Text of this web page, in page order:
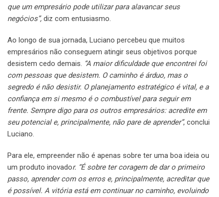
que um empresário pode utilizar para alavancar seus
negócios”, diz com entusiasmo.
Ao longo de sua jornada, Luciano percebeu que muitos
empresários não conseguem atingir seus objetivos porque
desistem cedo demais. “A maior dificuldade que encontrei foi
com pessoas que desistem. O caminho é árduo, mas o
segredo é não desistir. O planejamento estratégico é vital, e a
confiança em si mesmo é o combustível para seguir em
frente. Sempre digo para os outros empresários: acredite em
seu potencial e, principalmente, não pare de aprender”, conclui
Luciano.
Para ele, empreender não é apenas sobre ter uma boa ideia ou
um produto inovador. “É sobre ter coragem de dar o primeiro
passo, aprender com os erros e, principalmente, acreditar que
é possível. A vitória está em continuar no caminho, evoluindo